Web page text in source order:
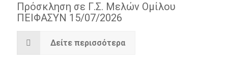
Πρόσκληση σε Γ.Σ. Μελών Ομίλου
ΠΕΙΦΑΣΥΝ 15/07/2026
Δείτε περισσότερα